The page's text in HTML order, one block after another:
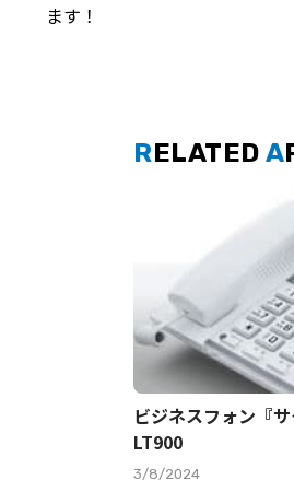
ます！
RELATED A
ビジネスフォン『
LT900
3/8/2024